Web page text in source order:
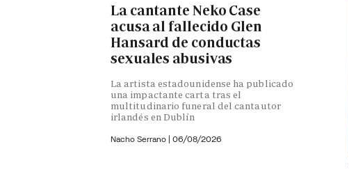
La cantante Neko Case
acusa al fallecido Glen
Hansard de conductas
sexuales abusivas
La artista estadounidense ha publicado
una impactante carta tras el
multitudinario funeral del cantautor
irlandés en Dublín
Nacho Serrano | 06/08/2026